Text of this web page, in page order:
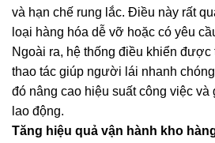
và hạn chế rung lắc. Điều này rất
loại hàng hóa dễ vỡ hoặc có yêu
Ngoài ra, hệ thống điều khiển
thao tác giúp người lái nhanh
đó nâng cao hiệu suất công việc và
lao động.
Tăng hiệu quả vận hành kho